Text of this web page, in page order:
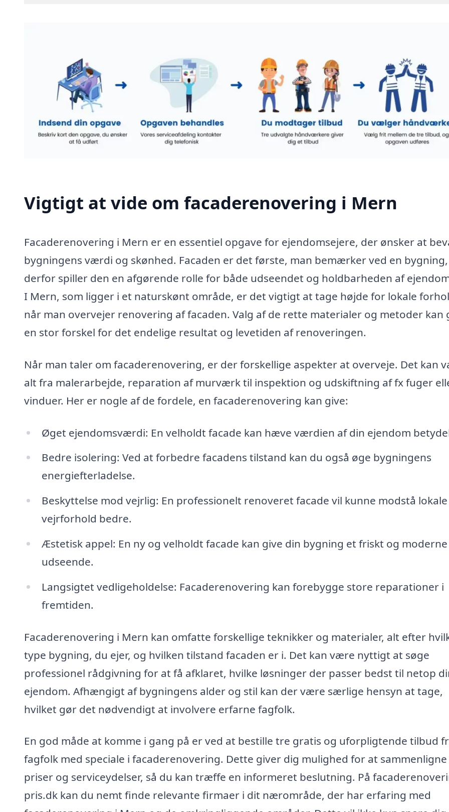
Vigtigt at vide om facaderenovering i Mern
Facaderenovering i Mern er en essentiel opgave for ejendomsejere, der ønsker at
bygningens værdi og skønhed. Facaden er det første, man bemærker ved en
derfor spiller den en afgørende rolle for både udseendet og holdbarheden af
I Mern, som ligger i et naturskønt område, er det vigtigt at tage højde for lokale
når man overvejer renovering af facaden. Valg af de rette materialer og metoder kan
en stor forskel for det endelige resultat og levetiden af renoveringen.
Når man taler om facaderenovering, er der forskellige aspekter at overveje. Det kan
alt fra malerarbejde, reparation af murværk til inspektion og udskiftning af fx fuger
vinduer. Her er nogle af de fordele, en facaderenovering kan give:
Øget ejendomsværdi: En velholdt facade kan hæve værdien af din ejendom
Bedre isolering: Ved at forbedre facadens tilstand kan du også øge bygningens
energiefterladelse.
Beskyttelse mod vejrlig: En professionelt renoveret facade vil kunne modstå lokale
vejrforhold bedre.
Æstetisk appel: En ny og velholdt facade kan give din bygning et friskt og moderne
udseende.
Langsigtet vedligeholdelse: Facaderenovering kan forebygge store reparationer i
fremtiden.
Facaderenovering i Mern kan omfatte forskellige teknikker og materialer, alt efter
type bygning, du ejer, og hvilken tilstand facaden er i. Det kan være nyttigt at søge
professionel rådgivning for at få afklaret, hvilke løsninger der passer bedst til netop
ejendom. Afhængigt af bygningens alder og stil kan der være særlige hensyn at tage,
hvilket gør det nødvendigt at involvere erfarne fagfolk.
En god måde at komme i gang på er ved at bestille tre gratis og uforpligtende tilbud
fagfolk med speciale i facaderenovering. Dette giver dig mulighed for at sammenligne
priser og serviceydelser, så du kan træffe en informeret beslutning. På
pris.dk kan du nemt finde relevante firmaer i dit nærområde, der har erfaring med